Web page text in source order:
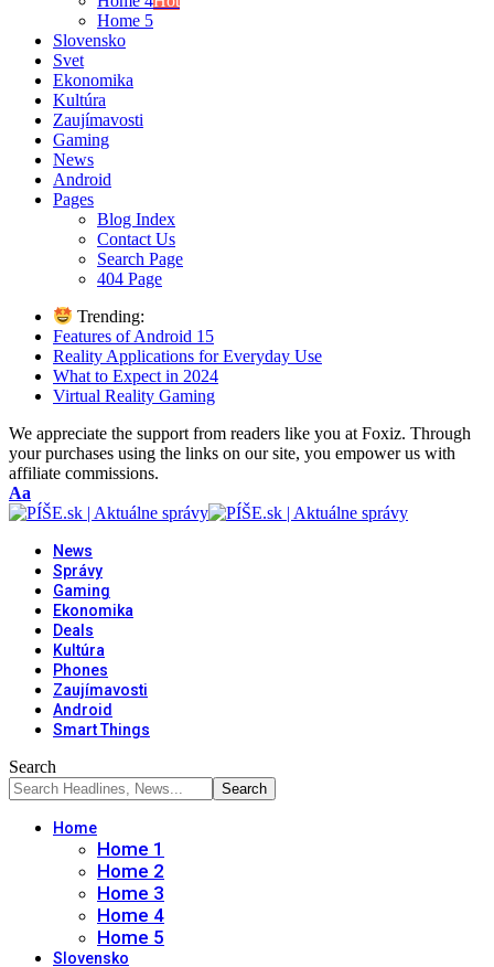
Home 5
Slovensko
Svet
Ekonomika
Kultúra
Zaujímavosti
Gaming
News
Android
Pages
Blog Index
Contact Us
Search Page
404 Page
Trending:
Features of Android 15
Reality Applications for Everyday Use
What to Expect in 2024
Virtual Reality Gaming
We appreciate the support from readers like you at Foxiz. Through
your purchases using the links on our site, you empower us with
affiliate commissions.
Font
Resizer
Aa
News
Správy
Gaming
Ekonomika
Deals
Kultúra
Phones
Zaujímavosti
Android
Smart Things
Search
Home
Home 1
Home 2
Home 3
Home 4
Home 5
Slovensko